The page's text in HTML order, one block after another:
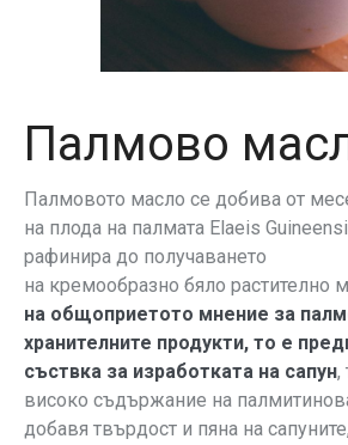
Палмово
Палмовото масло се добива от
на плода на палмата Elaeis
рафинира до получаването
на кремообразно бяло растително
на общоприетото мнение за
хранителните продукти, то е
съствка за изработката на сапун,
високо съдържание на
добавя твърдост и пяна на